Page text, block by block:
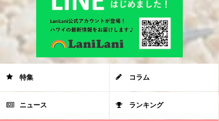
特集 コラム
ニュース ランキング